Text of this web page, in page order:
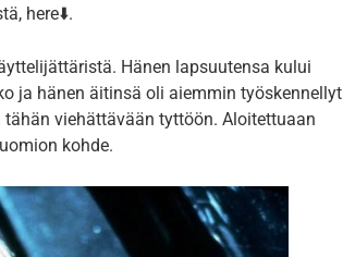
here⬇️.
Hänen lapsuutensa kului
ja hänen äitinsä oli aiemmin työskennellyt
viehättävään tyttöön. Aloitettuaan
kohde.